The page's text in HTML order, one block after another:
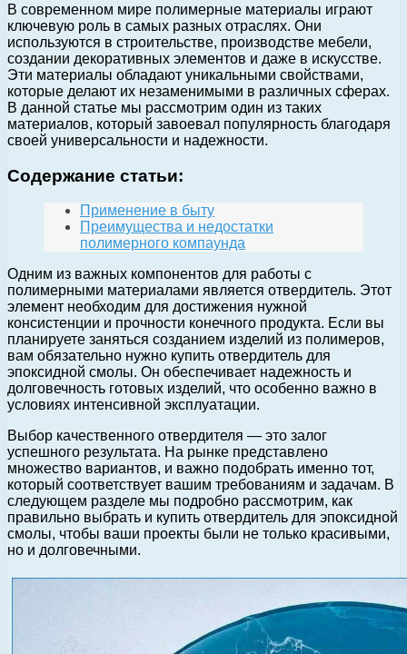
В современном мире полимерные материалы играют
ключевую роль в самых разных отраслях. Они
используются в строительстве, производстве мебели,
создании декоративных элементов и даже в искусстве.
Эти материалы обладают уникальными свойствами,
которые делают их незаменимыми в различных сферах.
В данной статье мы рассмотрим один из таких
материалов, который завоевал популярность благодаря
своей универсальности и надежности.
Содержание статьи:
Применение в быту
Преимущества и недостатки
полимерного компаунда
Одним из важных компонентов для работы с
полимерными материалами является отвердитель. Этот
элемент необходим для достижения нужной
консистенции и прочности конечного продукта. Если вы
планируете заняться созданием изделий из полимеров,
вам обязательно нужно купить отвердитель для
эпоксидной смолы. Он обеспечивает надежность и
долговечность готовых изделий, что особенно важно в
условиях интенсивной эксплуатации.
Выбор качественного отвердителя — это залог
успешного результата. На рынке представлено
множество вариантов, и важно подобрать именно тот,
который соответствует вашим требованиям и задачам. В
следующем разделе мы подробно рассмотрим, как
правильно выбрать и купить отвердитель для эпоксидной
смолы, чтобы ваши проекты были не только красивыми,
но и долговечными.